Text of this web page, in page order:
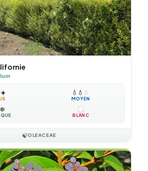
☀️ 💧 💧 💧
MOYEN
❄️
BLANC
🍃OLEACEAE